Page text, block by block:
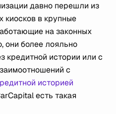
давно перешли из
киосков в крупные
на законных
они более лояльно
кредитной истории или с
с
историей
есть такая